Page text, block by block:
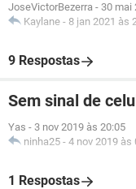
JoseVictorBezerra - 30 mai
Kaylane - 8 jan 2021 às
9 Respostas
Sem sinal de
Yas - 3 nov 2019 às 20:05
ninha25 - 4 nov 2019 às
1 Respostas